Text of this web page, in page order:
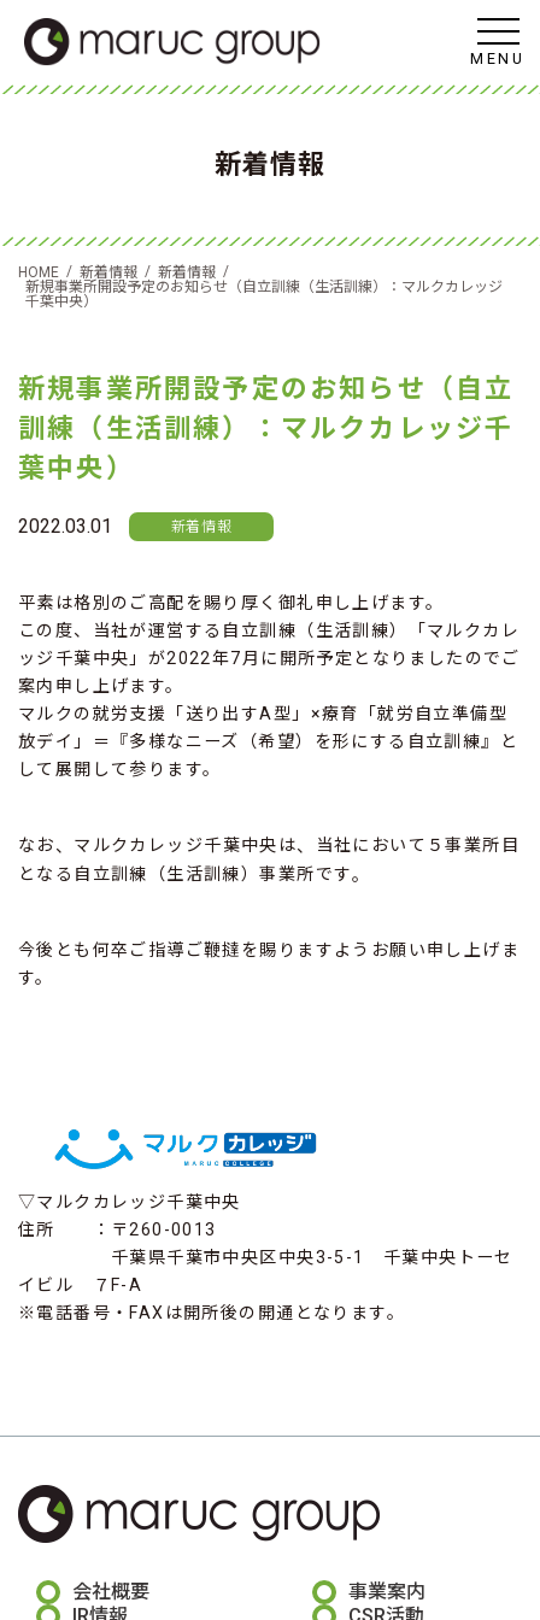
MENU
新着情報
HOME / 新着情報 / 新着情報 /
新規事業所開設予定のお知らせ（自立訓練（生活訓練）：マルクカレッジ
千葉中央）
新規事業所開設予定のお知らせ（自立
訓練（生活訓練）：マルクカレッジ千
葉中央）
2022.03.01 新着情報
平素は格別のご高配を賜り厚く御礼申し上げます。
この度、当社が運営する自立訓練（生活訓練）「マルクカレ
ッジ千葉中央」が2022年7月に開所予定となりましたのでご
案内申し上げます。
マルクの就労支援「送り出すA型」×療育「就労自立準備型
放デイ」＝『多様なニーズ（希望）を形にする自立訓練』と
して展開して参ります。
なお、 マルクカレッジ千葉中央は、
当社において５事業所目
となる自立訓練（生活訓練）事業所です。
今後とも何卒ご指導ご鞭撻を賜りますようお願い申し上げま
す。
▽マルクカレッジ千葉中央
住所 ：〒260-0013
千葉県千葉市中央区中央3-5-1 千葉中央トーセ
イビル ７F-A
※電話番号・FAXは開所後の開通となります。
会社概要
事業案内